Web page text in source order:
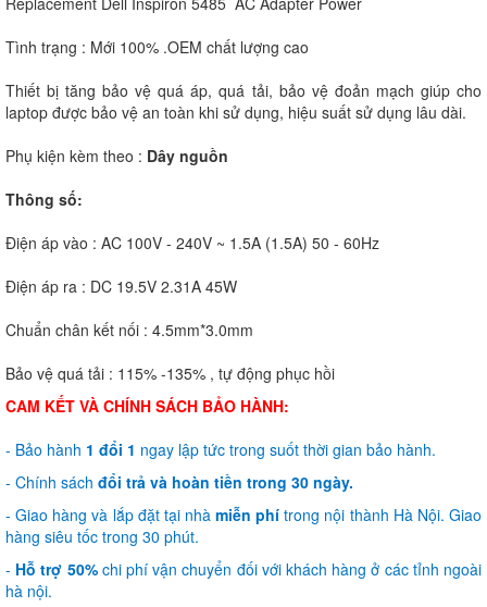
Tình trạng : Mới 100% .OEM chất lượng cao
Thiết bị tăng bảo vệ quá áp, quá tải, bảo vệ đoản mạch giúp cho
laptop được bảo vệ an toàn khi sử dụng, hiệu suất sử dụng lâu dài.
Phụ kiện kèm theo : Dây nguồn
Thông số:
Điện áp vào : AC 100V - 240V ~ 1.5A (1.5A) 50 - 60Hz
Điện áp ra : DC 19.5V 2.31A 45W
Chuẩn chân kết nối : 4.5mm*3.0mm
Bảo vệ quá tải : 115% -135% , tự động phục hồi
CAM KẾT VÀ CHÍNH SÁCH BẢO HÀNH:
- Bảo hành 1 đổi 1 ngay lập tức trong suốt thời gian bảo hành.
- Chính sách đổi trả và hoàn tiền trong 30 ngày.
- Giao hàng và lắp đặt tại nhàmiễn phí trong nội thành Hà Nội. Giao
hàng siêu tốc trong 30 phút.
- Hỗ trợ 50%chi phí vận chuyển đối với khách hàng ở các tỉnh ngoài
hà nội.